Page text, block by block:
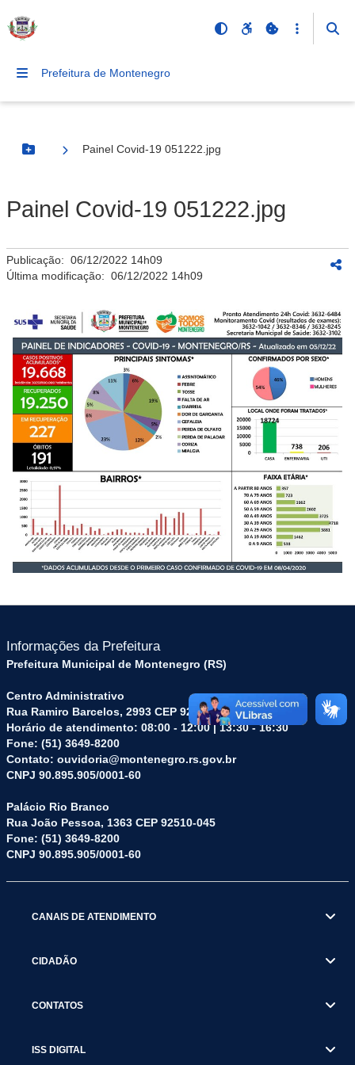
Prefeitura de Montenegro
Botão Menu
Painel Covid-19 051222.jpg
Painel Covid-19 051222.jpg
Publicação: 06/12/2022 14h09
Última modificação: 06/12/2022 14h09
Informações da Prefeitura
Prefeitura Municipal de Montenegro (RS)
Centro Administrativo
Rua Ramiro Barcelos, 2993 CEP 92510-275
Horário de atendimento: 08:00 - 12:00 | 13:30 - 16:30
Fone: (51) 3649-8200
Contato: ouvidoria@montenegro.rs.gov.br
CNPJ 90.895.905/0001-60
Palácio Rio Branco
Rua João Pessoa, 1363 CEP 92510-045
Fone: (51) 3649-8200
CNPJ 90.895.905/0001-60
CANAIS DE ATENDIMENTO
CIDADÃO
CONTATOS
ISS DIGITAL